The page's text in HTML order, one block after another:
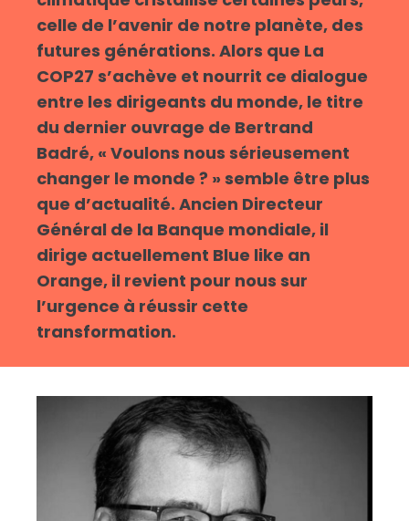
celle de l’avenir de notre planète, des
futures générations. Alors que La
COP27 s’achève et nourrit ce dialogue
entre les dirigeants du monde, le titre
du dernier ouvrage de Bertrand
Badré, « Voulons nous sérieusement
changer le monde ? » semble être plus
que d’actualité. Ancien Directeur
Général de la Banque mondiale, il
dirige actuellement Blue like an
Orange, il revient pour nous sur
l’urgence à réussir cette
transformation.